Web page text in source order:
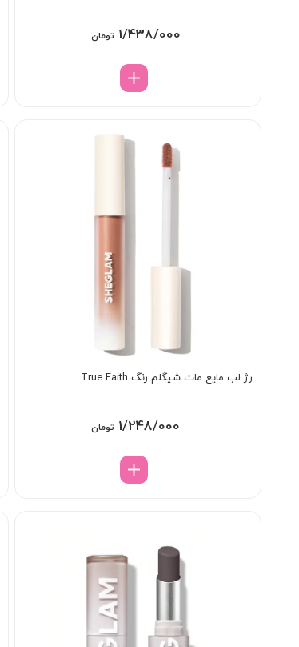
1/438/000 تومان
رژ لب مایع مات شیگلم رنگ True Faith
1/248/000 تومان